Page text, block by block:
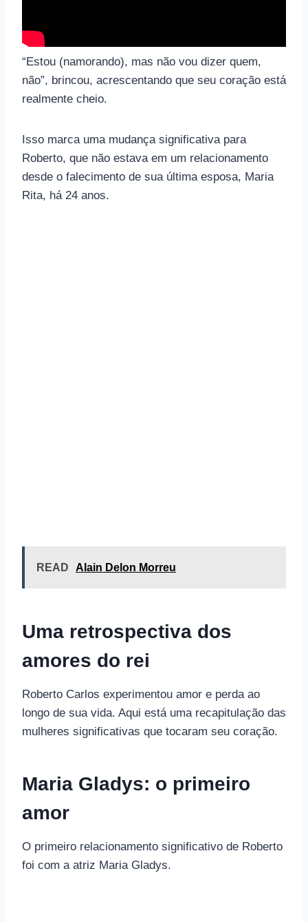
“Estou (namorando), mas não vou dizer quem,
não”, brincou, acrescentando que seu coração está
realmente cheio.
Isso marca uma mudança significativa para
Roberto, que não estava em um relacionamento
desde o falecimento de sua última esposa, Maria
Rita, há 24 anos.
READ Alain Delon Morreu
Uma retrospectiva dos
amores do rei
Roberto Carlos experimentou amor e perda ao
longo de sua vida. Aqui está uma recapitulação das
mulheres significativas que tocaram seu coração.
Maria Gladys: o primeiro
amor
O primeiro relacionamento significativo de Roberto
foi com a atriz Maria Gladys.